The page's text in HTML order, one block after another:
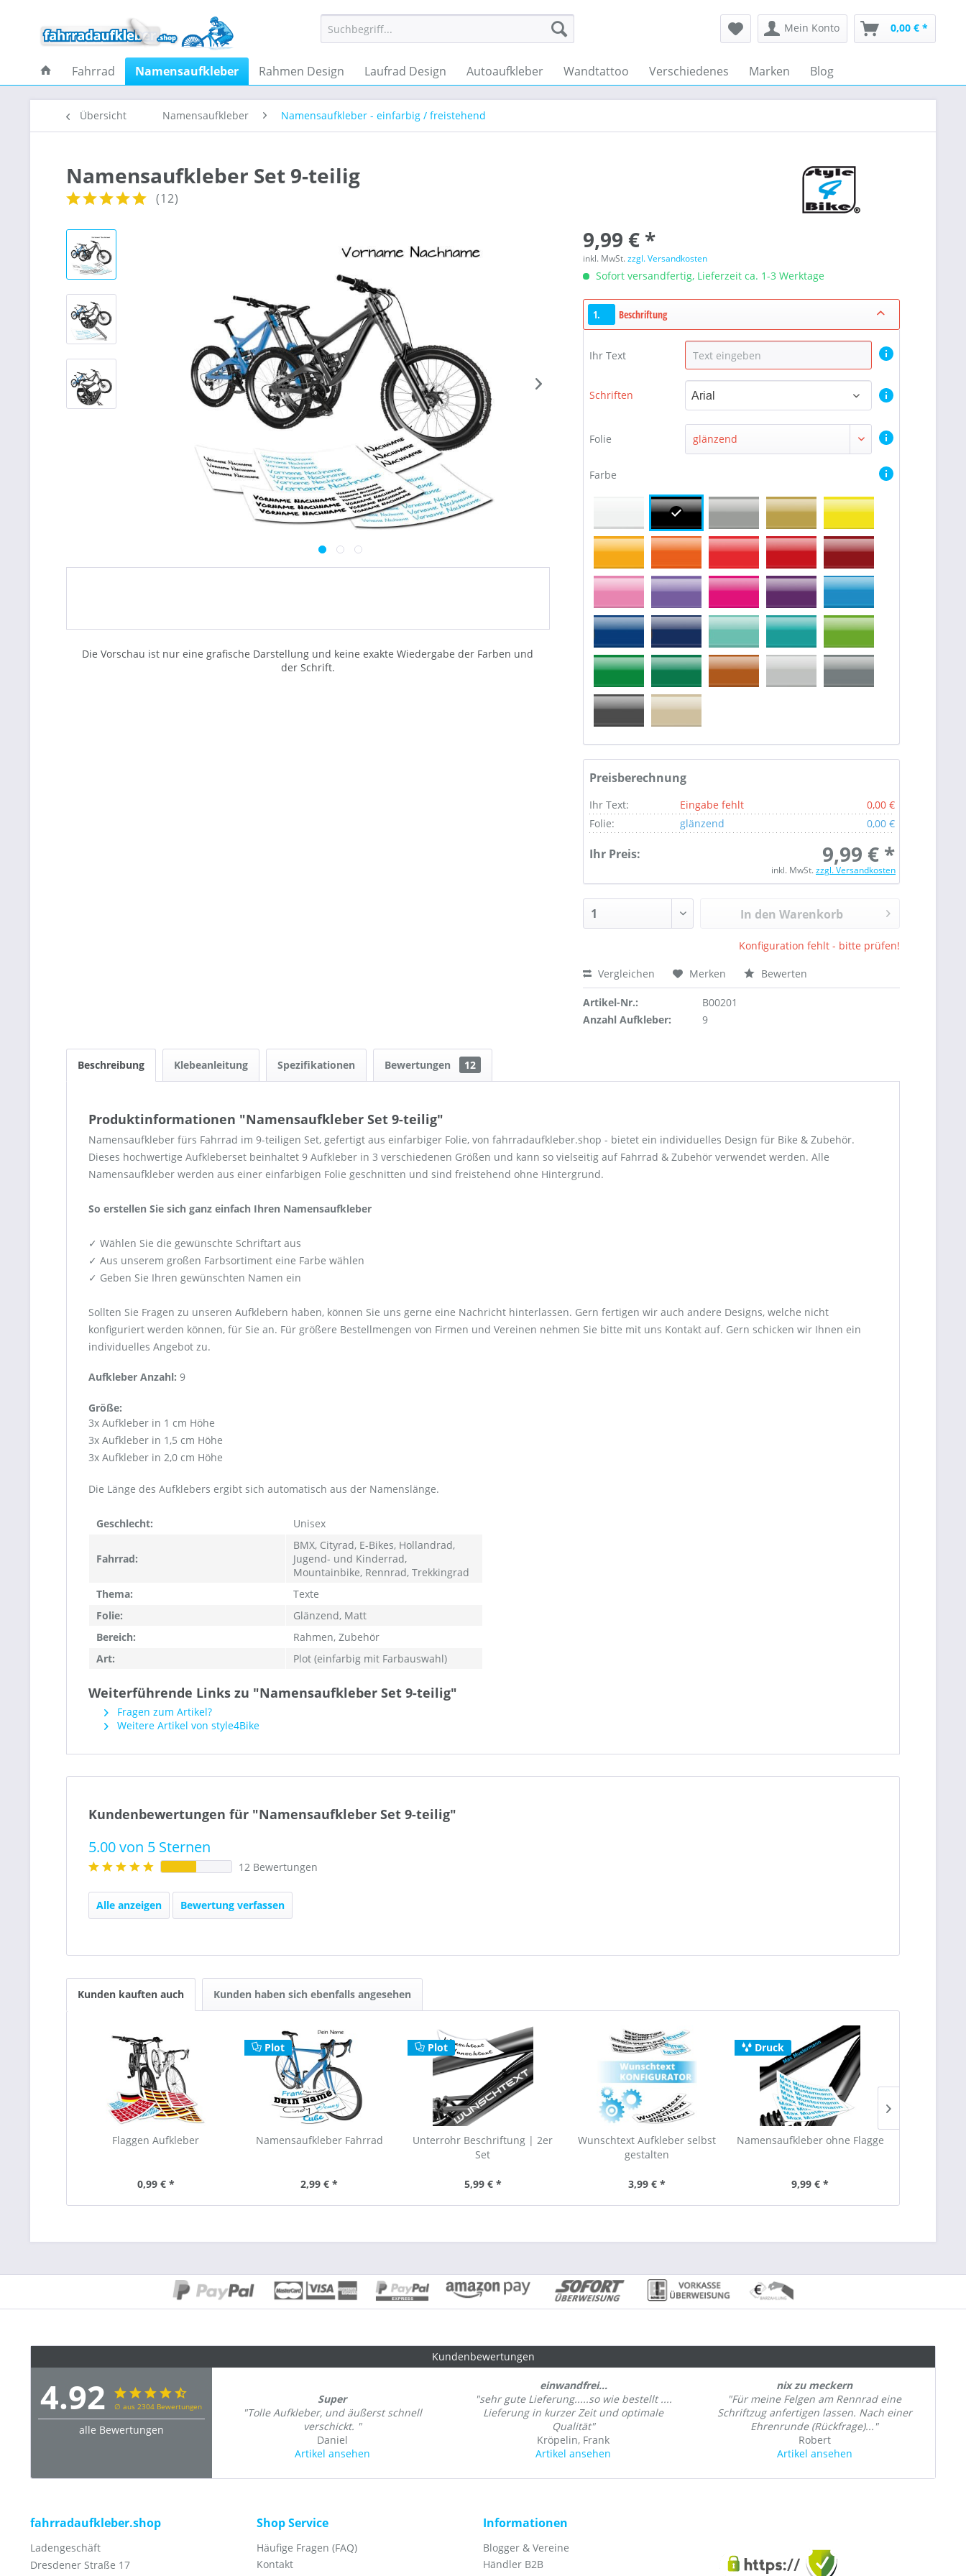
Mein Konto 0,00 € *
Fahrrad Namensaufkleber Rahmen Design Laufrad Design Autoaufkleber Wandtattoo Verschiedenes Marken Blog
Übersicht Namensaufkleber Namensaufkleber - einfarbig / freistehend
Namensaufkleber Set 9-teilig
(12)
Die Vorschau ist nur eine grafische Darstellung und keine exakte Wiedergabe der Farben und
der Schrift.
9,99 € *
inkl. MwSt.zzgl. Versandkosten
Sofort versandfertig, Lieferzeit ca. 1-3 Werktage
1. Beschriftung
Ihr Text
Schriften Arial
Folie
Farbe
Preisberechnung
Ihr Text: Eingabe fehlt
0,00 €
Folie:
glänzend 0,00 €
Ihr Preis: 9,99 € *
inkl. MwSt.zzgl. Versandkosten
In den Warenkorb
Konfiguration fehlt - bitte prüfen!
Vergleichen Merken Bewerten
Artikel-Nr.:
B00201
Anzahl Aufkleber:
9
Beschreibung Klebeanleitung Spezifikationen Bewertungen 12
Produktinformationen "Namensaufkleber Set 9-teilig"
Namensaufkleber fürs Fahrrad im 9-teiligen Set, gefertigt aus einfarbiger Folie, von fahrradaufkleber.shop - bietet ein individuelles Design für Bike & Zubehör.
Dieses hochwertige Aufkleberset beinhaltet 9 Aufkleber in 3 verschiedenen Größen und kann so vielseitig auf Fahrrad & Zubehör verwendet werden. Alle
Namensaufkleber werden aus einer einfarbigen Folie geschnitten und sind freistehend ohne Hintergrund.
So erstellen Sie sich ganz einfach Ihren Namensaufkleber
✓ Wählen Sie die gewünschte Schriftart aus
✓ Aus unserem großen Farbsortiment eine Farbe wählen
✓ Geben Sie Ihren gewünschten Namen ein
Sollten Sie Fragen zu unseren Aufklebern haben, können Sie uns gerne eine Nachricht hinterlassen. Gern fertigen wir auch andere Designs, welche nicht
konfiguriert werden können, für Sie an. Für größere Bestellmengen von Firmen und Vereinen nehmen Sie bitte mit uns Kontakt auf. Gern schicken wir Ihnen ein
individuelles Angebot zu.
Aufkleber Anzahl: 9
Größe:
3x Aufkleber in 1 cm Höhe
3x Aufkleber in 1,5 cm Höhe
3x Aufkleber in 2,0 cm Höhe
Die Länge des Aufklebers ergibt sich automatisch aus der Namenslänge.
Geschlecht: Unisex
Fahrrad:
BMX, Cityrad, E-Bikes, Hollandrad,
Jugend- und Kinderrad,
Mountainbike, Rennrad, Trekkingrad
Thema:
Texte
Folie:
Glänzend, Matt
Bereich:
Rahmen, Zubehör
Art:
Plot (einfarbig mit Farbauswahl)
Weiterführende Links zu "Namensaufkleber Set 9-teilig"
Fragen zum Artikel?
Weitere Artikel von style4Bike
Kundenbewertungen für "Namensaufkleber Set 9-teilig"
5.00 von 5 Sternen
12 Bewertungen
Alle anzeigen Bewertung verfassen
Kunden kauften auch Kunden haben sich ebenfalls angesehen
Flaggen Aufkleber
0,99 € *
Plot
Namensaufkleber Fahrrad
2,99 € *
Plot
Unterrohr Beschriftung | 2er
Set
5,99 € *
Wunschtext Aufkleber selbst
gestalten
3,99 € *
Druck
Namensaufkleber ohne Flagge
9,99 € *
Kundenbewertungen
4.92∅ aus 2304 Bewertungen
alle Bewertungen
Super
"Tolle Aufkleber, und äußerst schnell
verschickt. "
Daniel
Artikel ansehen
einwandfrei...
"sehr gute Lieferung.....so wie bestellt ....
Lieferung in kurzer Zeit und optimale
Qualität"
Kröpelin, Frank
Artikel ansehen
nix zu meckern
"Für meine Felgen am Rennrad eine
Schriftzug anfertigen lassen. Nach einer
Ehrenrunde (Rückfrage)..."
Robert
Artikel ansehen
fahrradaufkleber.shop
Ladengeschäft
Dresdener Straße 17
Shop Service
Häufige Fragen (FAQ)
Kontakt
Informationen
Blogger & Vereine
Händler B2B